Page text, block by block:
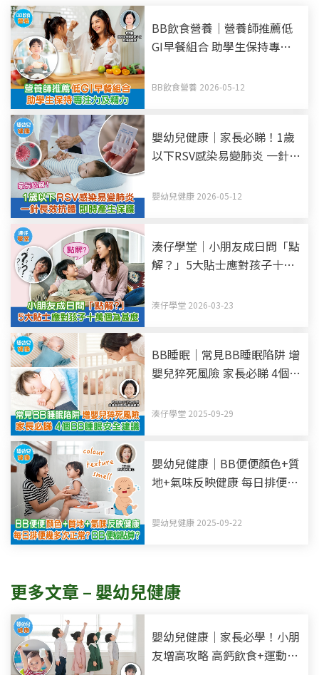
BB飲食營養｜營養師推薦低
GI早餐組合 助學生保持專注
BB飲食營養 2026-05-12
嬰幼兒健康｜家長必睇！1歲
以下RSV感染易變肺炎 一針長
嬰幼兒健康 2026-05-12
湊仔學堂｜小朋友成日問「點
解？」5大貼士應對孩子十萬
湊仔學堂 2026-03-23
BB睡眠｜常見BB睡眠陷阱 增
嬰兒猝死風險 家長必睇 4個
湊仔學堂 2025-09-29
嬰幼兒健康｜BB便便顏色+質
地+氣味反映健康 每日排便幾
嬰幼兒健康 2025-09-22
更多文章 – 嬰幼兒健康
嬰幼兒健康｜家長必學！小朋
友增高攻略 高鈣飲食+運動雙